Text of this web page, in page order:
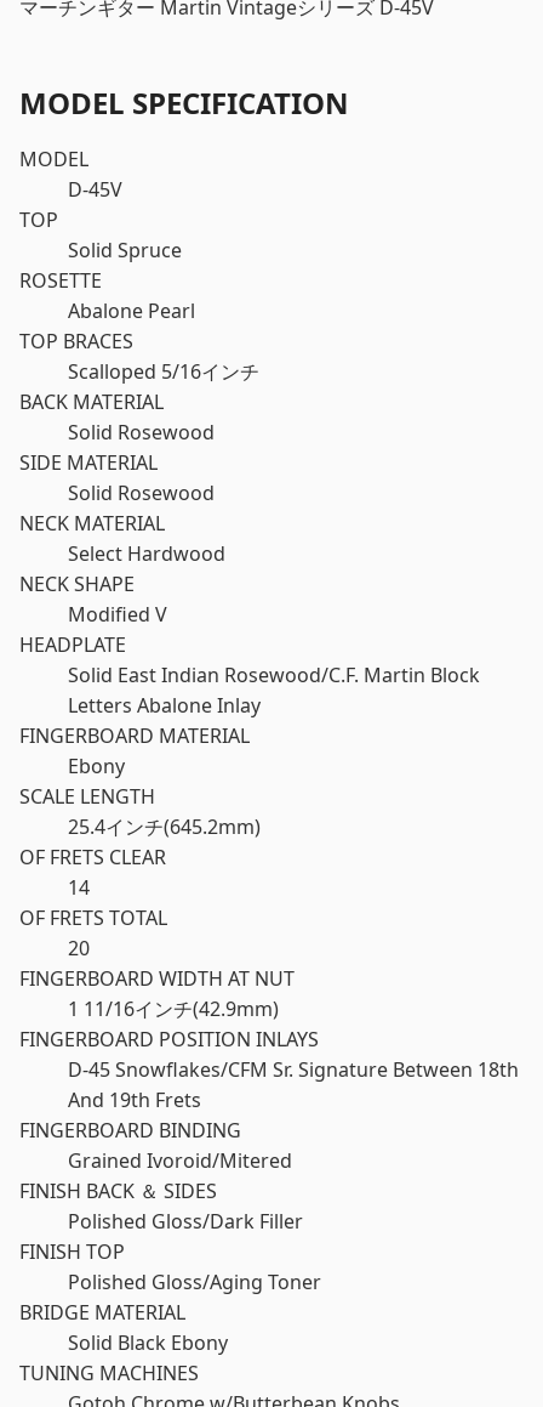
マーチンギター Martin Vintageシリーズ D-45V
MODEL SPECIFICATION
MODEL
D-45V
TOP
Solid Spruce
ROSETTE
Abalone Pearl
TOP BRACES
Scalloped 5/16インチ
BACK MATERIAL
Solid Rosewood
SIDE MATERIAL
Solid Rosewood
NECK MATERIAL
Select Hardwood
NECK SHAPE
Modified V
HEADPLATE
Solid East Indian Rosewood/C.F. Martin Block
Letters Abalone Inlay
FINGERBOARD MATERIAL
Ebony
SCALE LENGTH
25.4インチ(645.2mm)
OF FRETS CLEAR
14
OF FRETS TOTAL
20
FINGERBOARD WIDTH AT NUT
1 11/16インチ(42.9mm)
FINGERBOARD POSITION INLAYS
D-45 Snowflakes/CFM Sr. Signature Between 18th
And 19th Frets
FINGERBOARD BINDING
Grained Ivoroid/Mitered
FINISH BACK ＆ SIDES
Polished Gloss/Dark Filler
FINISH TOP
Polished Gloss/Aging Toner
BRIDGE MATERIAL
Solid Black Ebony
TUNING MACHINES